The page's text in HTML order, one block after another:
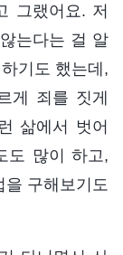
그랬어요. 저
는다는 걸 알
기도 했는데,
게 죄를 짓게
삶에서 벗어
도 많이 하고,
구해보기도